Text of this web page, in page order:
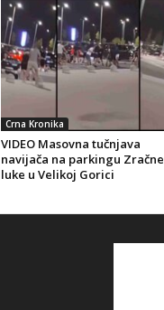
Crna Kronika
VIDEO Masovna tučnjava
navijača na parkingu Zračne
luke u Velikoj Gorici